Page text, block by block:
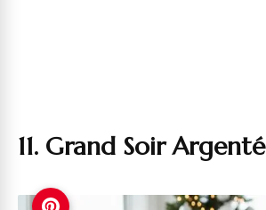
11. Grand Soir Argenté